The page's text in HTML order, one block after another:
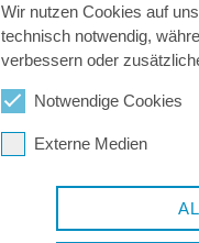
Wir nutzen Cookies auf
technisch notwendig,
verbessern oder
Notwendige Cookies
Externe Medien